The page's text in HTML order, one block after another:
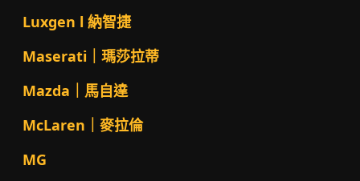
Luxgen l 納智捷
Maserati｜瑪莎拉蒂
Mazda｜馬自達
McLaren｜麥拉倫
MG